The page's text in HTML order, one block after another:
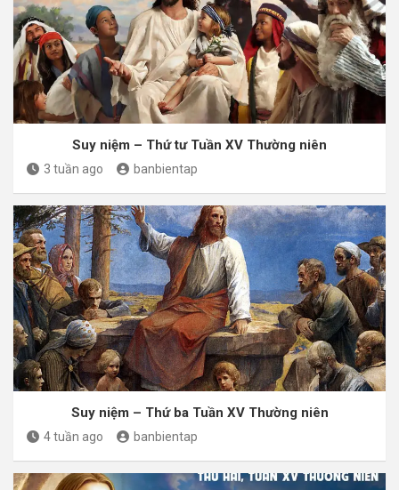
Suy niệm – Thứ tư Tuần XV Thường niên
3 tuần ago banbientap
Suy niệm – Thứ ba Tuần XV Thường niên
4 tuần ago banbientap